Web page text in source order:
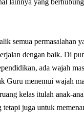
lainnya yang
semua permasalahan
dengan baik. Di
ada wajah
Guru menemui wajah
kelas itulah anak-
juga untuk